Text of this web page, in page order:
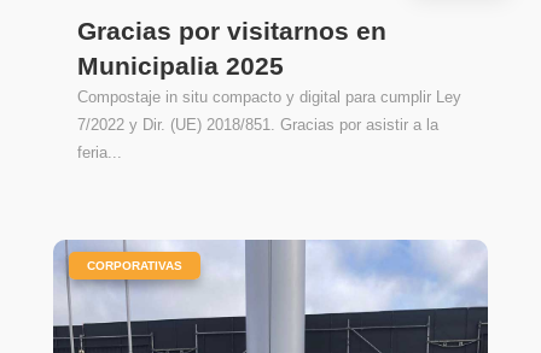
Gracias por visitarnos en
Municipalia 2025
Compostaje in situ compacto y digital para cumplir Ley
7/2022 y Dir. (UE) 2018/851. Gracias por asistir a la
feria...
CORPORATIVAS